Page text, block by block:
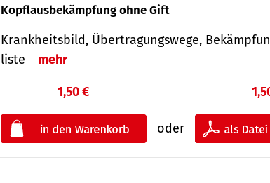
Kopflausbekämpfung ohne Gift
Krankheits­bild, Übertra­gungs­wege,
liste
mehr
1,50 €
oder